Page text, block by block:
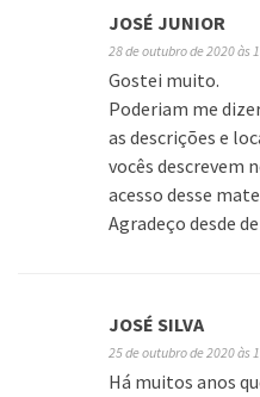
JOSÉ JUNIOR
28 de outubro de 2020 às
Gostei muito.
Poderiam me
as descrições e
vocês descrevem
acesso desse
Agradeço desde
JOSÉ SILVA
25 de outubro de 2020 às
Há muitos anos